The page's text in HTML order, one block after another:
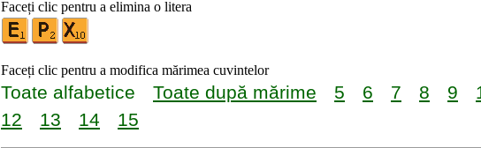
Faceți clic pentru a elimina o litera
Faceți clic pentru a modifica mărimea cuvintelor
Toate alfabetice Toate după mărime 5 6 7 8 9
12
13 14 15